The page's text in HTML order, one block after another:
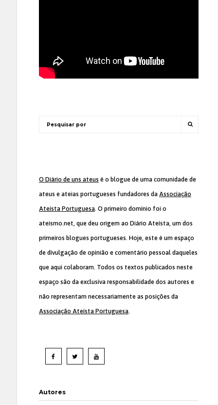
O Diário de uns ateus é o blogue de uma comunidade de
ateus e ateias portugueses fundadores da Associação
Ateísta Portuguesa. O primeiro domínio foi o
ateismo.net, que deu origem ao Diário Ateísta, um dos
primeiros blogues portugueses. Hoje, este é um espaço
de divulgação de opinião e comentário pessoal daqueles
que aqui colaboram. Todos os textos publicados neste
espaço são da exclusiva responsabilidade dos autores e
não representam necessariamente as posições da
Associação Ateísta Portuguesa.
Autores